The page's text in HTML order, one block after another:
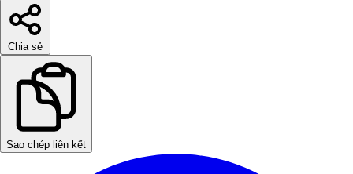
Chia sẻ
Sao chép liên kết